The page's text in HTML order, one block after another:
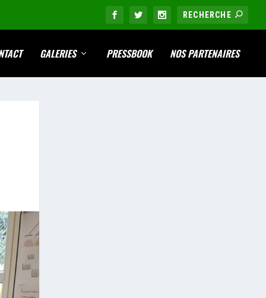
GALERIES PRESSBOOK NOS PARTENAIRES